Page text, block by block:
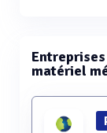
matériel